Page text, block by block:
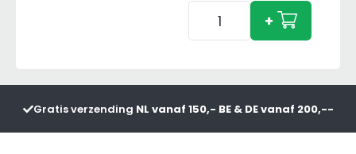
Adapter
aantal
+
Gratis verzending NL vanaf 150,- BE & DE vanaf 200,--